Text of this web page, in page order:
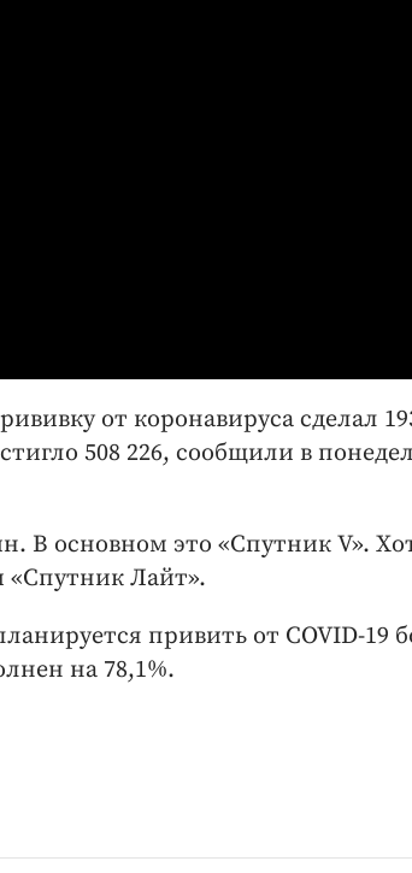
от коронавируса сделал
508 226, сообщили в
В основном это «Спутник V».
Лайт».
привить от COVID-19
на 78,1%.